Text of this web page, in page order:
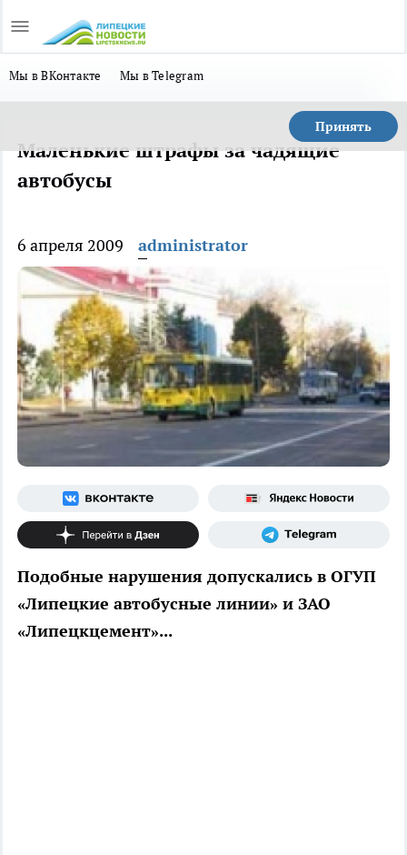
Мы в ВКонтакте Мы в Telegram
Принять
Маленькие штрафы за чадящие
автобусы
6 апреля 2009 administrator
Подобные нарушения допускались в ОГУП
«Липецкие автобусные линии» и ЗАО
«Липецкцемент»...